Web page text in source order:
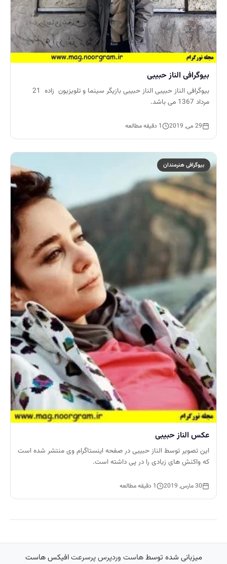
بیوگرافی الناز حبیبی
بیوگرافی الناز حبیبی الناز حبیبی بازیگر سینما و تلویزیون زاده 21
مرداد 1367 می باشد.
29 می, 2019 1 دقیقه مطالعه
بیوگرافی هنرمندان
عکس الناز حبیبی
این تصویر توسط الناز حبیبی در صفحه اینستاگرام وی منتشر شده است
که واکنش های زیادی را در پی داشته است.
30 مارس, 2019 1 دقیقه مطالعه
میزبانی شده توسطهاست وردپرس پرسرعتافیکس هاست